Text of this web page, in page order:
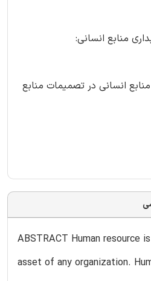
منابع انسانی:
انسانی در تصمیمات منابع
ABSTRACT Human resource
asset of any organization.